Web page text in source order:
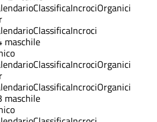
ClassificaIncrociOrganici
ClassificaIncroci
maschile
ClassificaIncrociOrganici
ClassificaIncrociOrganici
maschile